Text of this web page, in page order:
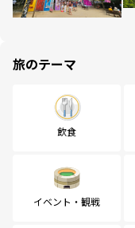
旅のテーマ
飲食
イベント・観戦